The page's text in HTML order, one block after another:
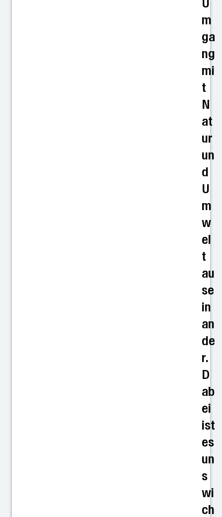
U
m
ga
ng
mi
t
N
at
ur
un
d
U
m
w
el
t
au
se
in
an
de
r.
D
ab
ei
ist
es
un
s
wi
ch